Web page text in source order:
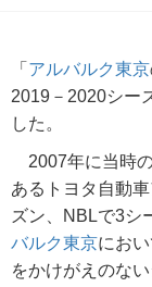
「 アルバルク東京
2019－2020シー
した。
2007年に当時
あるトヨタ自動
ズン、NBLで3シ
バルク東京にお
をかけがえのな